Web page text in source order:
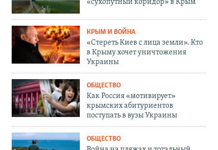
«сухопутный коридор» в Крым
КРЫМ И ВОЙНА
«Стереть Киев с лица земли». Кто
в Крыму хочет уничтожения
Украины
ОБЩЕСТВО
Как Россия «мотивирует»
крымских абитуриентов
поступать в вузы Украины
ОБЩЕСТВО